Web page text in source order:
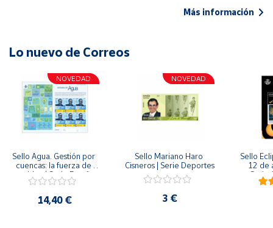
Más información
Lo nuevo de Correos
NOVEDAD
Sello Agua. Gestión por
cuencas: la fuerza de
una idea.| Serie España
ES| Pliego Premium
14,40 €
NOVEDAD
Sello Mariano Haro
Cisneros | Serie Deportes
3 €
Sello
12 de
Serie